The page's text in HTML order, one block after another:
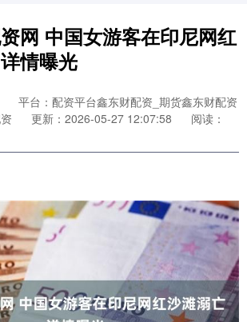
网 中国女游客在印尼网红
情曝光
平台：配资平台鑫东财配资_期货鑫东财配资
更新：2026-05-27 12:07:58
阅读：